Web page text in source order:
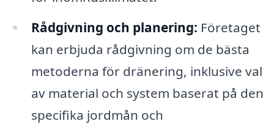
Rådgivning och planering: Företaget
kan erbjuda rådgivning om de bästa
metoderna för dränering, inklusive val
av material och system baserat på den
specifika jordmån och